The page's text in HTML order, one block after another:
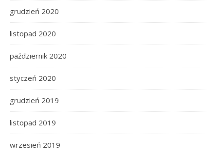
grudzień 2020
listopad 2020
październik 2020
styczeń 2020
grudzień 2019
listopad 2019
wrzesień 2019